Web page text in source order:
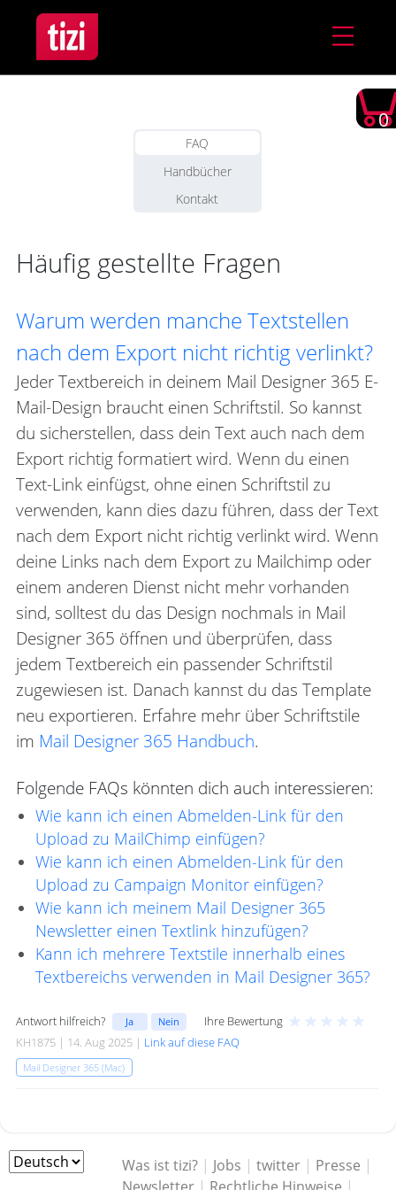
0
FAQ
Handbücher
Kontakt
Häufig gestellte Fragen
Warum werden manche Textstellen
nach dem Export nicht richtig verlinkt?
Jeder Textbereich in deinem Mail Designer 365 E-
Mail-Design braucht einen Schriftstil. So kannst
du sicherstellen, dass dein Text auch nach dem
Export richtig formatiert wird. Wenn du einen
Text-Link einfügst, ohne einen Schriftstil zu
verwenden, kann dies dazu führen, dass der Text
nach dem Export nicht richtig verlinkt wird. Wenn
deine Links nach dem Export zu Mailchimp oder
einem anderen Dienst nicht mehr vorhanden
sind, solltest du das Design nochmals in Mail
Designer 365 öffnen und überprüfen, dass
jedem Textbereich ein passender Schriftstil
zugewiesen ist. Danach kannst du das Template
neu exportieren. Erfahre mehr über Schriftstile
im Mail Designer 365 Handbuch.
Folgende FAQs könnten dich auch interessieren:
Wie kann ich einen Abmelden-Link für den
Upload zu MailChimp einfügen?
Wie kann ich einen Abmelden-Link für den
Upload zu Campaign Monitor einfügen?
Wie kann ich meinem Mail Designer 365
Newsletter einen Textlink hinzufügen?
Kann ich mehrere Textstile innerhalb eines
Textbereichs verwenden in Mail Designer 365?
Antwort hilfreich? Ja Nein Ihre Bewertung ★ ★ ★ ★ ★
KH1875 | 14. Aug 2025 | Link auf diese FAQ
Mail Designer 365 (Mac)
Was ist tizi? | Jobs |twitter | Presse |